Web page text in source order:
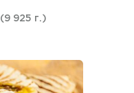
(9 925 г.)